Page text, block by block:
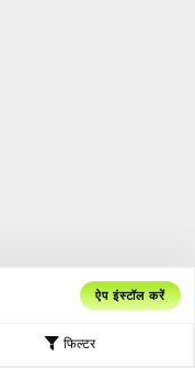
फिल्टर
ऐप इंस्टॉल करें